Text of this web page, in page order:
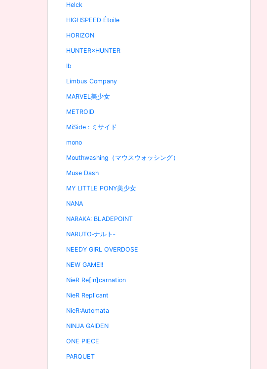
Helck
HIGHSPEED Étoile
HORIZON
HUNTER×HUNTER
Ib
Limbus Company
MARVEL美少女
METROID
MiSide : ミサイド
mono
Mouthwashing（マウスウォッシング）
Muse Dash
MY LITTLE PONY美少女
NANA
NARAKA: BLADEPOINT
NARUTO‐ナルト‐
NEEDY GIRL OVERDOSE
NEW GAME!!
NieR Re[in]carnation
NieR Replicant
NieR:Automata
NINJA GAIDEN
ONE PIECE
PARQUET